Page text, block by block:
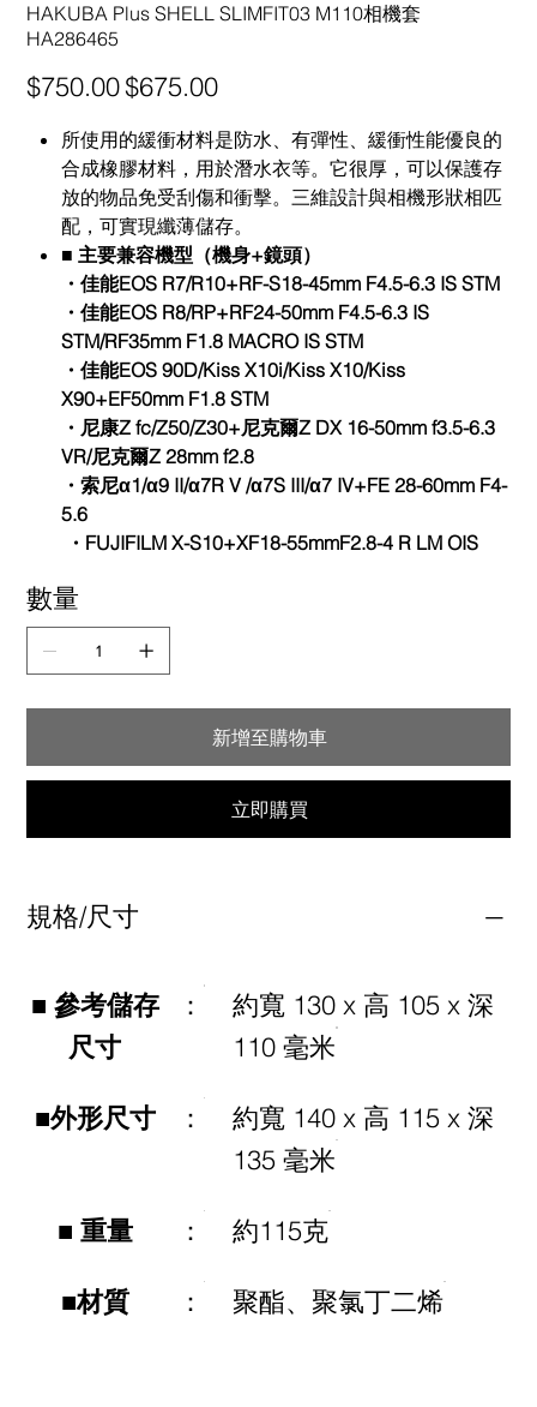
HAKUBA Plus SHELL SLIMFIT03 M110相機套
HA286465
原
始
$750.00
促
銷
$675.00
所使用的緩衝材料是防水、有彈性、緩衝性能優良的
合成橡膠材料，用於潛水衣等。它很厚，可以保護存
放的物品免受刮傷和衝擊。三維設計與相機形狀相匹
配，可實現纖薄儲存。
■ 主要兼容機型（機身+鏡頭）
・佳能EOS R7/R10+RF-S18-45mm F4.5-6.3 IS STM
・佳能EOS R8/RP+RF24-50mm F4.5-6.3 IS
STM/RF35mm F1.8 MACRO IS STM
・佳能EOS 90D/Kiss X10i/Kiss X10/Kiss
X90+EF50mm F1.8 STM
・尼康Z fc/Z50/Z30+尼克爾Z DX 16-50mm f3.5-6.3
VR/尼克爾Z 28mm f2.8
・索尼α1/α9 II/α7R V /α7S III/α7 IV+FE 28-60mm F4-
5.6
・FUJIFILM X-S10+XF18-55mmF2.8-4 R LM OIS
數量
新增至購物車
立即購買
規格/尺寸
■ 參考儲存
尺寸
：
約寬 130 x 高 105 x 深
110 毫米
■外形尺寸 ：
約寬 140 x 高 115 x 深
135 毫米
■ 重量 ： 約115克
■材質 ： 聚酯、聚氯丁二烯